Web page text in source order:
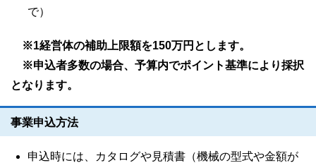
で）
※1経営体の補助上限額を150万円とします。
※申込者多数の場合、予算内でポイント基準により採択
となります。
事業申込方法
申込時には、カタログや見積書（機械の型式や金額が